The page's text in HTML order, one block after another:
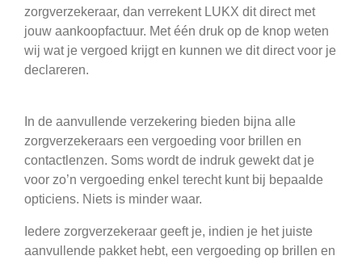
zorgverzekeraar, dan verrekent LUKX dit direct met
jouw aankoopfactuur. Met één druk op de knop weten
wij wat je vergoed krijgt en kunnen we dit direct voor je
declareren.
In de aanvullende verzekering bieden bijna alle
zorgverzekeraars een vergoeding voor brillen en
contactlenzen. Soms wordt de indruk gewekt dat je
voor zo’n vergoeding enkel terecht kunt bij bepaalde
opticiens. Niets is minder waar.
Iedere zorgverzekeraar geeft je, indien je het juiste
aanvullende pakket hebt, een vergoeding op brillen en